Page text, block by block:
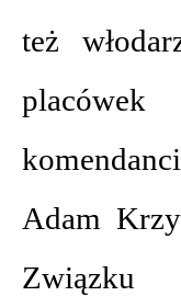
też
placówek
Adam
Związku